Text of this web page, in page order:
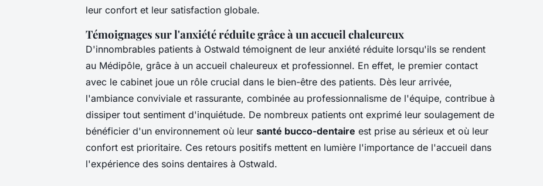
leur confort et leur satisfaction globale.
Témoignages sur l'anxiété réduite grâce à un accueil chaleureux
D'innombrables patients à Ostwald témoignent de leur anxiété réduite lorsqu'ils se rendent
au Médipôle, grâce à un accueil chaleureux et professionnel. En effet, le premier contact
avec le cabinet joue un rôle crucial dans le bien-être des patients. Dès leur arrivée,
l'ambiance conviviale et rassurante, combinée au professionnalisme de l'équipe, contribue à
dissiper tout sentiment d'inquiétude. De nombreux patients ont exprimé leur soulagement de
bénéficier d'un environnement où leur santé bucco-dentaire est prise au sérieux et où leur
confort est prioritaire. Ces retours positifs mettent en lumière l'importance de l'accueil dans
l'expérience des soins dentaires à Ostwald.